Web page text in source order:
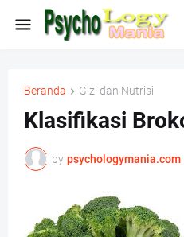
Beranda Gizi dan Nutrisi
Klasifikasi
by psychologymania.com